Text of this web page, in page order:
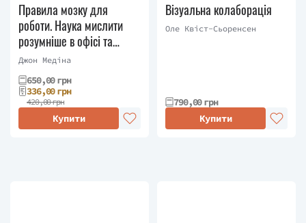
Правила мозку для
роботи. Наука мислити
розумніше в офісі та
вдома
Джон Медіна
650,00 грн
336,00 грн
420,00 грн
Купити
Візуальна колаборація
Оле Квіст-Сьоренсен
790,00 грн
Купити